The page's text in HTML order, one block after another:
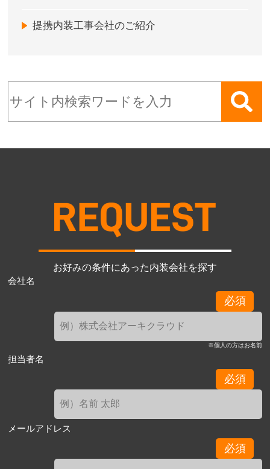
提携内装工事会社のご紹介
お好みの条件にあった内装会社を探す
会社名
必須
※個人の方はお名前
担当者名
必須
メールアドレス
必須